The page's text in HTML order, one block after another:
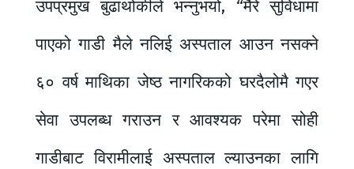
उपप्रमुख बुढाथोकीले भन्नुभयो, “मैरे सुविधामा
पाएको गाडी मैले नलिई अस्पताल आउन नसक्ने
६० वर्ष माथिका जेष्ठ नागरिकको घरदैलोमै गएर
सेवा उपलब्ध गराउन र आवश्यक परेमा सोही
गाडीबाट विरामीलाई अस्पताल ल्याउनका लागि